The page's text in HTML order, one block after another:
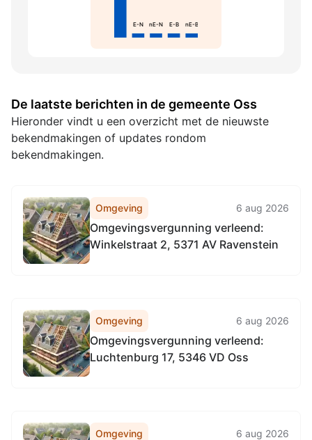
E-N nE-N E-B nE-B
De laatste berichten in de gemeente Oss
Hieronder vindt u een overzicht met de nieuwste
bekendmakingen of updates rondom
bekendmakingen.
Omgeving 6 aug 2026
Omgevingsvergunning verleend:
Winkelstraat 2, 5371 AV Ravenstein
Omgeving 6 aug 2026
Omgevingsvergunning verleend:
Luchtenburg 17, 5346 VD Oss
Omgeving 6 aug 2026